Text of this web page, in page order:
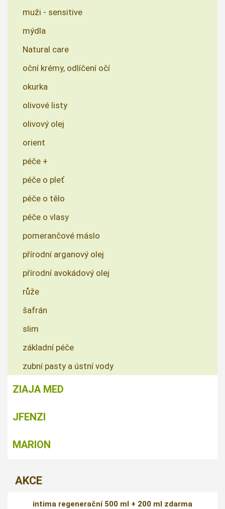
muži - sensitive
mýdla
Natural care
oční krémy, odlíčení očí
okurka
olivové listy
olivový olej
orient
péče +
péče o pleť
péče o tělo
péče o vlasy
pomerančové máslo
přírodní arganový olej
přírodní avokádový olej
růže
šafrán
slim
základní péče
zubní pasty a ústní vody
ZIAJA MED
JFENZI
MARION
AKCE
intima regenerační 500 ml + 200 ml zdarma